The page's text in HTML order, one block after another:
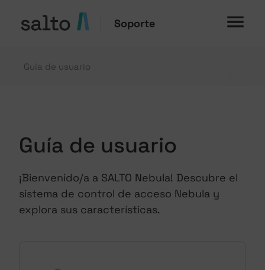
Soporte
Guía de usuario
Guía de usuario
¡Bienvenido/a a SALTO Nebula! Descubre el
sistema de control de acceso Nebula y
explora sus características.